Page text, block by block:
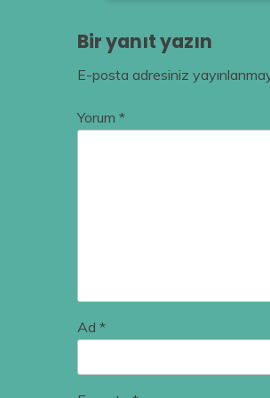
Bir yanıt yazın
E-posta adresiniz
Yorum *
Ad *